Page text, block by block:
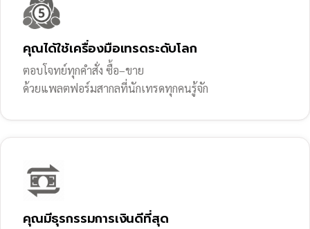
คุณได้ใช้เครื่องมือเทรดระดับโลก
ตอบโจทย์ทุกคำสั่ง ซื้อ–ขาย
ด้วยแพลตฟอร์มสากลที่นักเทรดทุกคนรู้จัก
คุณมีธุรกรรมการเงินดีที่สุด